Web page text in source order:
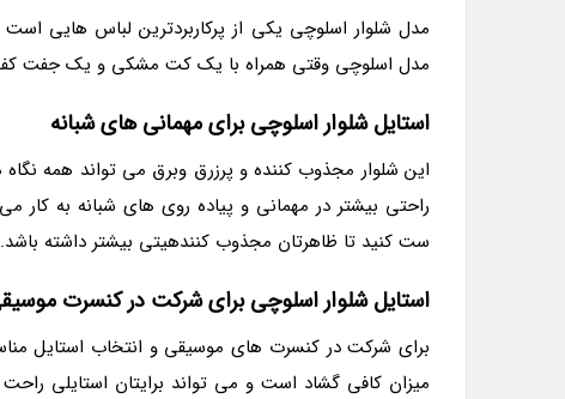
مدل شلوار اسلوچی یکی از پرکاربردترین لباس هایی
مدل اسلوچی وقتی همراه با یک کت مشکی و یک جفت کفش
استایل شلوار اسلوچی برای مهمانی های شبانه
این شلوار مجذوب کننده و پرزرق وبرق می تواند همه
راحتی بیشتر در مهمانی و پیاده روی های شبانه به
ست کنید تا ظاهرتان مجذوب کنندهیتی بیشتر داشته باشد.
استایل شلوار اسلوچی برای شرکت در کنسرت
برای شرکت در کنسرت های موسیقی و انتخاب استایل
میزان کافی گشاد است و می تواند برایتان استایلی